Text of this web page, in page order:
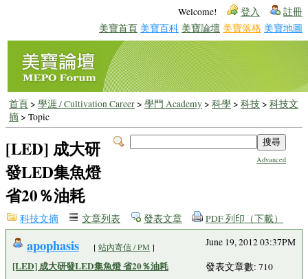
Welcome! 登入 註冊
美寶首頁 美寶百科 美寶論壇 美寶落格 美寶地圖
首頁> 學涯 / Cultivation Career> 學門 Academy> 科學> 科技> 科技文
摘> Topic
Advanced
[LED] 成大研
發LED集魚燈
省20％油耗
科技文摘 文章列表 發表文章 PDF 列印（下載）
apophasis [站內寄信 / PM ]
[LED] 成大研發LED集魚燈 省20％油耗
June 19, 2012 03:37PM
發表文章數: 710